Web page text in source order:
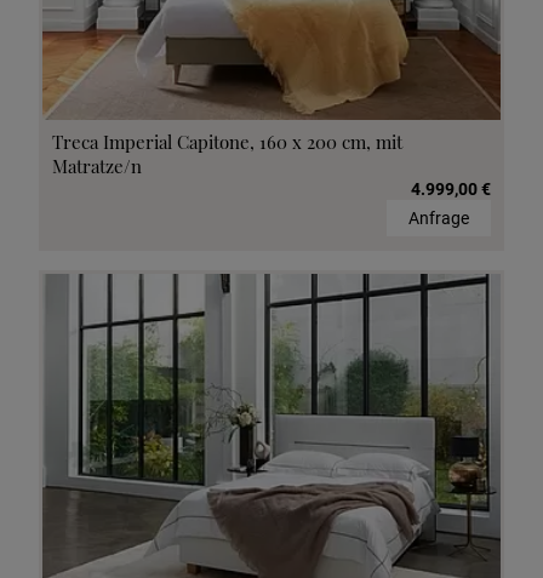
Treca Imperial Capitone, 160 x 200 cm, mit
Matratze/n
4.999,00 €
Anfrage